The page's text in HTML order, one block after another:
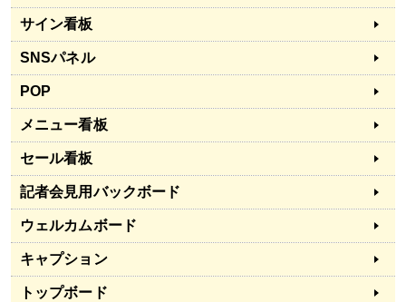
サイン看板
SNSパネル
POP
メニュー看板
セール看板
記者会見用バックボード
ウェルカムボード
キャプション
トップボード